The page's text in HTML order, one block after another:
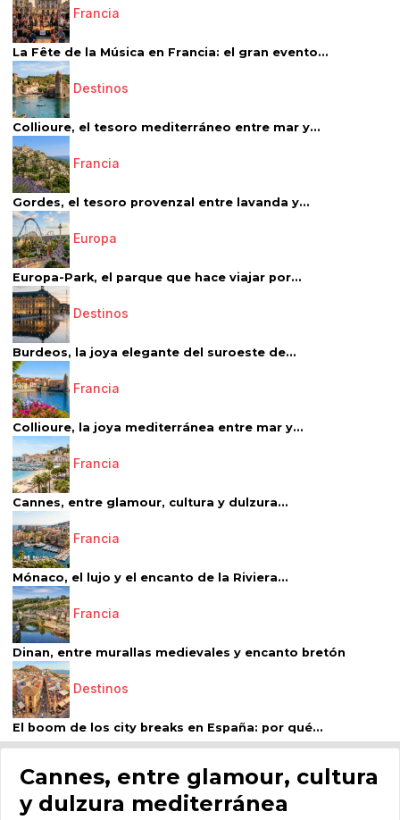
Francia
La Fête de la Música en Francia: el gran evento...
Destinos
Collioure, el tesoro mediterráneo entre mar y...
Francia
Gordes, el tesoro provenzal entre lavanda y...
Europa
Europa-Park, el parque que hace viajar por...
Destinos
Burdeos, la joya elegante del suroeste de...
Francia
Collioure, la joya mediterránea entre mar y...
Francia
Cannes, entre glamour, cultura y dulzura...
Francia
Mónaco, el lujo y el encanto de la Riviera...
Francia
Dinan, entre murallas medievales y encanto bretón
Destinos
El boom de los city breaks en España: por qué...
Cannes, entre glamour, cultura
y dulzura mediterránea